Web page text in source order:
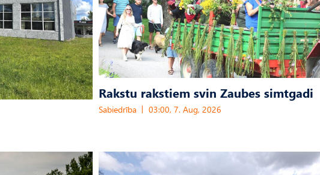
Rakstu rakstiem svin Zaubes simtgadi
Sabiedrība 03:00, 7. Aug, 2026